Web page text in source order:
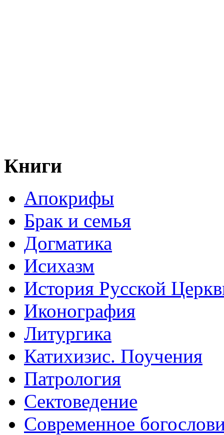
Книги
Апокрифы
Брак и семья
Догматика
Исихазм
История Русской
Иконография
Литургика
Катихизис. Поучения
Патрология
Сектоведение
Современное